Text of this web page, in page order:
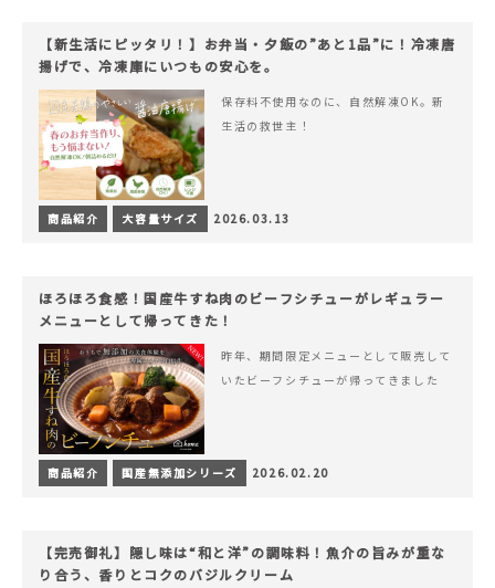
【新生活にピッタリ！】お弁当・夕飯の”あと1品”に！冷凍唐
揚げで、冷凍庫にいつもの安心を。
保存料不使用なのに、自然解凍OK。新
生活の救世主！
商品紹介 大容量サイズ 2026.03.13
ほろほろ食感！国産牛すね肉のビーフシチューがレギュラー
メニューとして帰ってきた！
昨年、期間限定メニューとして販売して
いたビーフシチューが帰ってきました
商品紹介 国産無添加シリーズ 2026.02.20
【完売御礼】隠し味は“和と洋”の調味料！魚介の旨みが重な
り合う、香りとコクのバジルクリーム